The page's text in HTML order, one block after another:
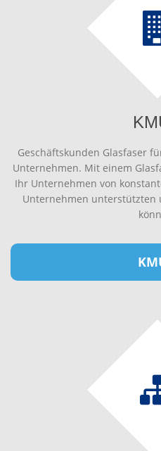
Geschäftskunden Glasfaser
Unternehmen. Mit einem
Ihr Unternehmen von
Unternehmen unterstützten